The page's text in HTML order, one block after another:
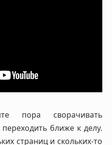
пора сворачивать
ближе к делу.
страниц и скольких-то